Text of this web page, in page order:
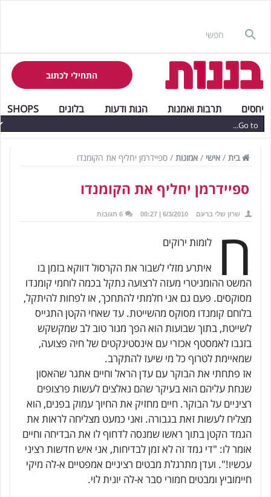
התחילי לכתוב
יחסים תרבות ואמנות הגות ודעות בלוגים SHOPS
בית / אישי / אמונות / ספיידרמן יחליף את הקומנדו
ספיידרמן יחליף את הקומנדו
שרון שלי ברעם 6/3/2010 | 00:27 6 תגובות
ח
לומות ירוקים
איתרע מזלי לשבור את הקרסול דווקא בזמן בו
המשט ההומניטרי מעזה לרצועה נתקל בכמה לוחמי קומנדו
מסוקסים. פעם גם אני חלמתי להתחכך, או לפחות להיתקל,
בלוחם קומנדו מסוקס מהשייטת. עד שאחי הקטן התגייס
לשייטת, בתוך שבועות הוא הפך מגור טוב לב שמקשקש
בזנבו לאמסטף אכזרי עם אינסטינקטים של חיה פצועה,
שמאיימת לטרוף כל מי שיעז להתקרב.
אז פתחתי את הבוקר עם עדן הראל וחיים אתגר שהאסון
שנחת עליהם הוא בעיקר שהם נאלצים לעשות פרצופים
רציניים על הבוקר. חיים מחזיק את החיוך עמוק בפנים, הוא
מצליח לעשות זאת בגבורה. ואני כמעט מצליחה לראות את
הגמד הקטן בתוך ראשו שמנסה לדחוף לו את הבדיחה וחיים
אומר לו: "די גמד זה לא זמן לבדיחות, אני איש חדשות רציני
עכשיו!". ועדן מתרגלת מבטים רציניים אמפטיים א-לה מיקי
חיימוביץ ומבטים חמורי סבר א-לה יונית לוי.